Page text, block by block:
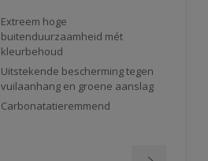
Extreem hoge
buitenduurzaamheid mét
kleurbehoud
Uitstekende bescherming tegen
vuilaanhang en groene aanslag
Carbonatatieremmend